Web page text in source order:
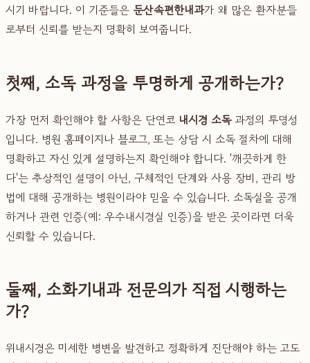
시기 바랍니다. 이 기준들은 둔산속편한내과가 왜 많은 환자분들
로부터 신뢰를 받는지 명확히 보여줍니다.
첫째, 소독 과정을 투명하게 공개하는가?
가장 먼저 확인해야 할 사항은 단연코 내시경 소독과정의 투명성
입니다. 병원 홈페이지나 블로그, 또는 상담 시 소독 절차에 대해
명확하고 자신 있게 설명하는지 확인해야 합니다. '깨끗하게 한
다'는 추상적인 설명이 아닌, 구체적인 단계와 사용 장비, 관리 방
법에 대해 공개하는 병원이라야 믿을 수 있습니다. 소독실을 공개
하거나 관련 인증(예: 우수내시경실 인증)을 받은 곳이라면 더욱
신뢰할 수 있습니다.
둘째, 소화기내과 전문의가 직접 시행하는
가?
위내시경은 미세한 병변을 발견하고 정확하게 진단해야 하는 고도